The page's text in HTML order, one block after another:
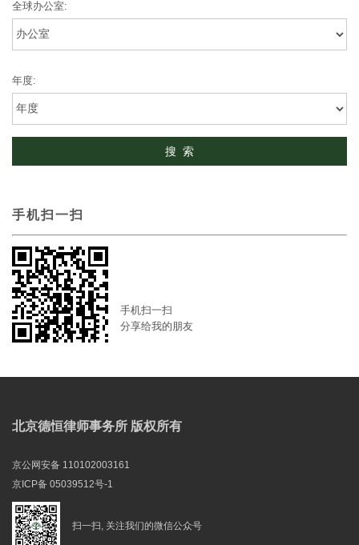
全球办公室:
年度:
手机扫一扫
手机扫一扫
分享给我的朋友
北京德恒律师事务所 版权所有
京公网安备 110102003161
京ICP备 05039512号-1
扫一扫, 关注我们的微信公众号